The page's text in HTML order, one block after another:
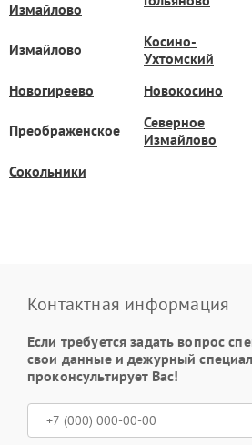
Измайлово
Измайлово
Косино-
Ухтомский
Новогиреево Новокосино
Преображенское
Северное
Измайлово
Сокольники
Контактная информация
Если требуется задать вопрос
свои данные и дежурный
проконсультирует Вас!